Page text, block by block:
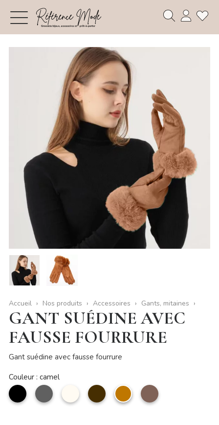
Accueil Nos produits Accessoires Gants, mitaines
GANT SUÉDINE AVEC
FAUSSE FOURRURE
Gant suédine avec fausse fourrure
Couleur : camel
noir Gris Beige Café camel taupe